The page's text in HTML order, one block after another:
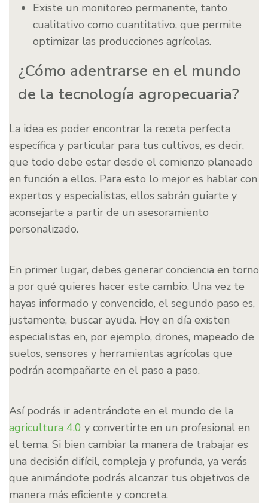
Existe un monitoreo permanente, tanto
cualitativo como cuantitativo, que permite
optimizar las producciones agrícolas.
¿Cómo adentrarse en el mundo
de la tecnología agropecuaria?
La idea es poder encontrar la receta perfecta
específica y particular para tus cultivos, es decir,
que todo debe estar desde el comienzo planeado
en función a ellos. Para esto lo mejor es hablar con
expertos y especialistas, ellos sabrán guiarte y
aconsejarte a partir de un asesoramiento
personalizado.
En primer lugar, debes generar conciencia en torno
a por qué quieres hacer este cambio. Una vez te
hayas informado y convencido, el segundo paso es,
justamente, buscar ayuda. Hoy en día existen
especialistas en, por ejemplo, drones, mapeado de
suelos, sensores y herramientas agrícolas que
podrán acompañarte en el paso a paso.
Así podrás ir adentrándote en el mundo de la
agricultura 4.0 y convertirte en un profesional en
el tema. Si bien cambiar la manera de trabajar es
una decisión difícil, compleja y profunda, ya verás
que animándote podrás alcanzar tus objetivos de
manera más eficiente y concreta.